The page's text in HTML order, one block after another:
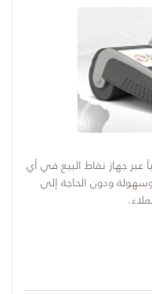
جهاز نقاط البيع في أي
ودون الحاجة إلى